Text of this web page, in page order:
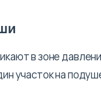
в зоне
участок на